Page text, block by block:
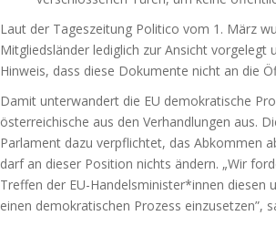
Laut der Tageszeitung Politico vom 1. März
Mitgliedsländer lediglich zur Ansicht
Hinweis, dass diese Dokumente nicht an die
Damit unterwandert die EU demokratische
österreichische aus den Verhandlungen aus.
Parlament dazu verpflichtet, das Abkommen
darf an dieser Position nichts ändern. „Wir
Treffen der EU-Handelsminister*innen diesen
einen demokratischen Prozess einzusetzen”,